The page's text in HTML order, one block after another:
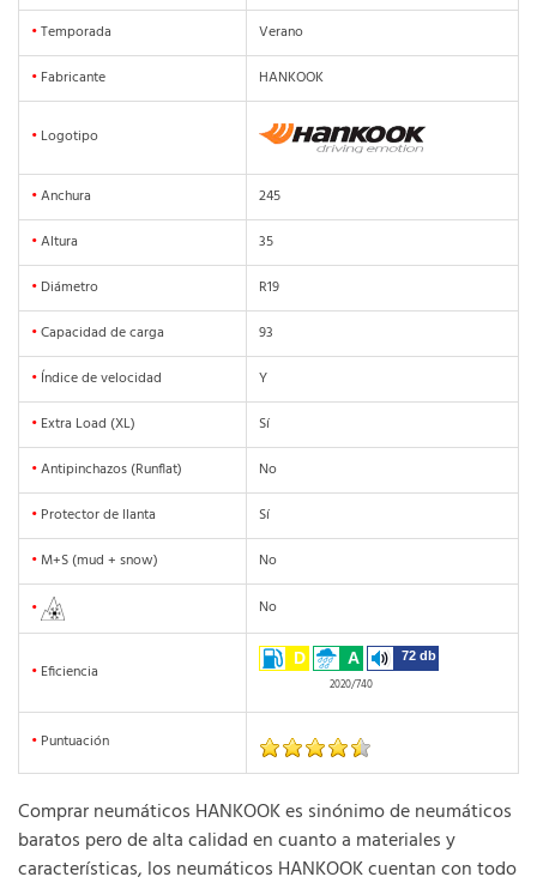
•Temporada
Verano
• Fabricante HANKOOK
• Logotipo
•Anchura
245
•Altura
35
• Diámetro
R19
•Capacidad de carga
93
• Índice de velocidad
Y
• Extra Load (XL)
Sí
•Antipinchazos (Runflat)
No
• Protector de llanta
Sí
• M+S (mud + snow) No
• No
• Eficiencia
D A 72 db
2020/740
• Puntuación
Comprar neumáticos HANKOOK es sinónimo de neumáticos
baratos pero de alta calidad en cuanto a materiales y
características, los neumáticos HANKOOK cuentan con todo